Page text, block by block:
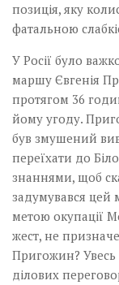
позиція, яку
фатальною
У Росії було
маршу Євгенія
протягом 36
йому угоду.
був змушений
переїхати до
знаннями, щоб
задумувався цей
метою окупації
жест, не
Пригожин? Увесь
ділових